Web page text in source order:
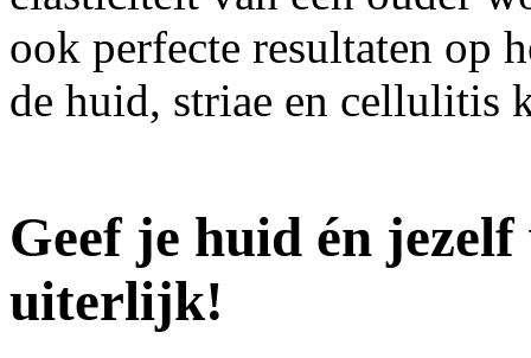
ook perfecte resultaten op
de huid, striae en cellulitis
Geef je huid én
uiterlijk!